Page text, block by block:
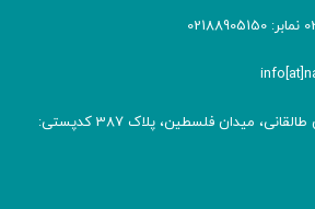
آدرس: پسـتی تهران، خیابان طالقانی، میدان فلسطین، پلاک 387 کدپستی: